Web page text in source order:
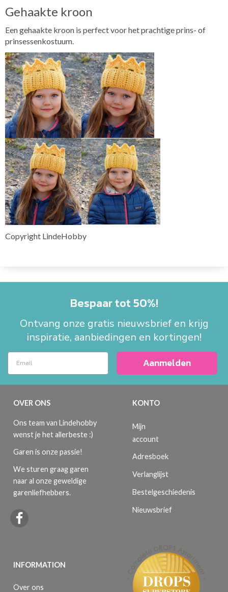
Gehaakte kroon
Een gehaakte kroon is perfect voor het prachtige prins- of
prinsessenkostuum.
Copyright LindeHobby
Bespaar tot 50%!
Ontvang onze gratis nieuwsbrief en krijg
inspiratie, aanbiedingen en kortingen!
Aanmelden
OVER ONS
Ons team van Lindehobby
wenst je het allerbeste :)
Garen is onze passie!
We sturen graag garen
naar al onze geweldige
garenliefhebbers.
INFORMATION
Over ons
KONTO
Mijn
account
Adresboek
Verlanglijst
Bestelgeschiedenis
Nieuwsbrief